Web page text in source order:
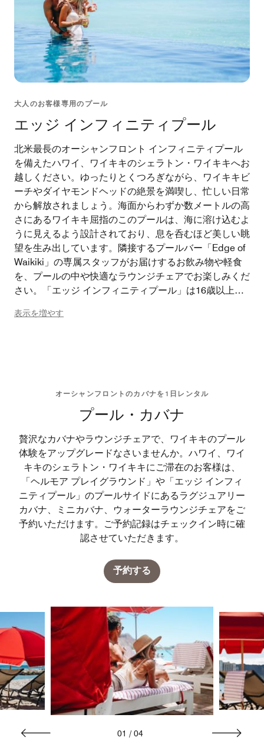
大人のお客様専用のプール
エッジ インフィニティプール
北米最長のオーシャンフロント インフィニティプール
を備えたハワイ、ワイキキのシェラトン・ワイキキへお
越しください。ゆったりとくつろぎながら、ワイキキビ
ーチやダイヤモンドヘッドの絶景を満喫し、忙しい日常
から解放されましょう。海面からわずか数メートルの高
さにあるワイキキ屈指のこのプールは、海に溶け込むよ
うに見えるよう設計されており、息を呑むほど美しい眺
望を生み出しています。隣接するプールバー「Edge of
Waikiki」の専属スタッフがお届けするお飲み物や軽食
を、プールの中や快適なラウンジチェアでお楽しみくだ
さい。「エッジ インフィニティプール」は16歳以上の
表示を増やす
オーシャンフロントのカバナを1日レンタル
プール・カバナ
贅沢なカバナやラウンジチェアで、ワイキキのプール
体験をアップグレードなさいませんか。ハワイ、ワイ
キキのシェラトン・ワイキキにご滞在のお客様は、
「ヘルモア プレイグラウンド」や「エッジ インフィ
ニティプール」のプールサイドにあるラグジュアリー
カバナ、ミニカバナ、ウォーターラウンジチェアをご
予約いただけます。ご予約記録はチェックイン時に確
認させていただきます。
予約する
01 / 04